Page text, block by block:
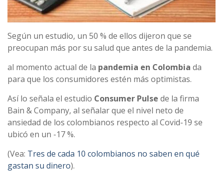
Según un estudio, un 50 % de ellos dijeron que se
preocupan más por su salud que antes de la pandemia.
al momento actual de la pandemia en Colombia da
para que los consumidores estén más optimistas.
Así lo señala el estudio Consumer Pulse de la firma
Bain & Company, al señalar que el nivel neto de
ansiedad de los colombianos respecto al Covid-19 se
ubicó en un -17 %.
(Vea: Tres de cada 10 colombianos no saben en qué
gastan su dinero).